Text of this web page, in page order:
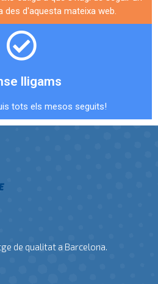
des d'aquesta mateixa web.
lligams
tots els mesos seguits!
de qualitat a Barcelona.